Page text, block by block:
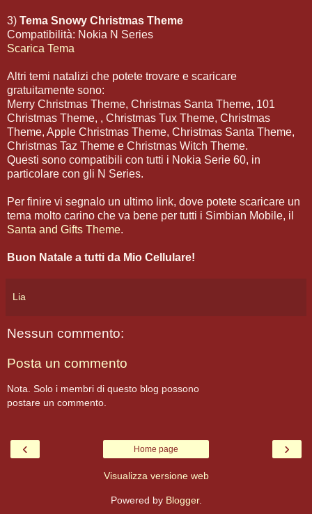
3) Tema Snowy Christmas Theme
Compatibilità: Nokia N Series
Scarica Tema
Altri temi natalizi che potete trovare e scaricare
gratuitamente sono:
Merry Christmas Theme, Christmas Santa Theme, 101
Christmas Theme, , Christmas Tux Theme, Christmas
Theme, Apple Christmas Theme, Christmas Santa Theme,
Christmas Taz Theme e Christmas Witch Theme.
Questi sono compatibili con tutti i Nokia Serie 60, in
particolare con gli N Series.
Per finire vi segnalo un ultimo link, dove potete scaricare un
tema molto carino che va bene per tutti i Simbian Mobile, il
Santa and Gifts Theme.
Buon Natale a tutti da Mio Cellulare!
Lia
Nessun commento:
Posta un commento
Nota. Solo i membri di questo blog possono
postare un commento.
‹ ›
Home page
Visualizza versione web
Powered by Blogger.